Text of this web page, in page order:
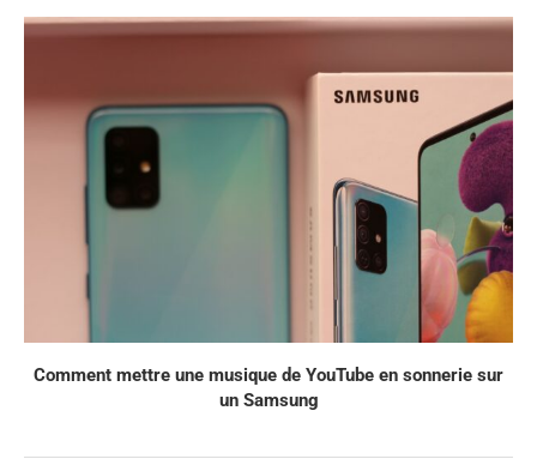
Comment mettre une musique de YouTube en sonnerie sur
un Samsung